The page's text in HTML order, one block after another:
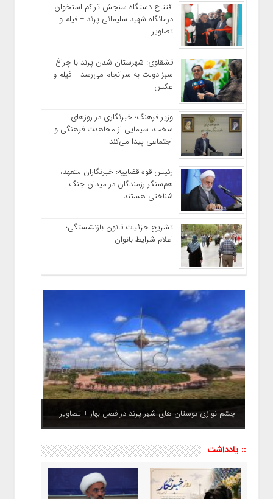
افتتاح دستگاه سنجش تراکم استخوان
درمانگاه شهید سلیمانی پرند + فیلم و
تصاویر
قشقاوی: شهرستان شدن پرند با چراغ
سبز دولت به سرانجام می‌رسد + فیلم و
عکس
وزیر فرهنگ؛ خبرنگاری در روزهای
سخت، سیمایی از مجاهدت فرهنگی و
اجتماعی پیدا می‌کند
رئیس قوه قضاییه: خبرنگاران متعهد،
هم‌سنگر رزمندگان در میدان جنگ
شناختی هستند
تشریح جزئیات قانون بازنشستگی؛
اعلام شرایط بانوان
چشم نوازی بوستان های شهر پرند در فصل بهار + تصاویر
:: یادداشت